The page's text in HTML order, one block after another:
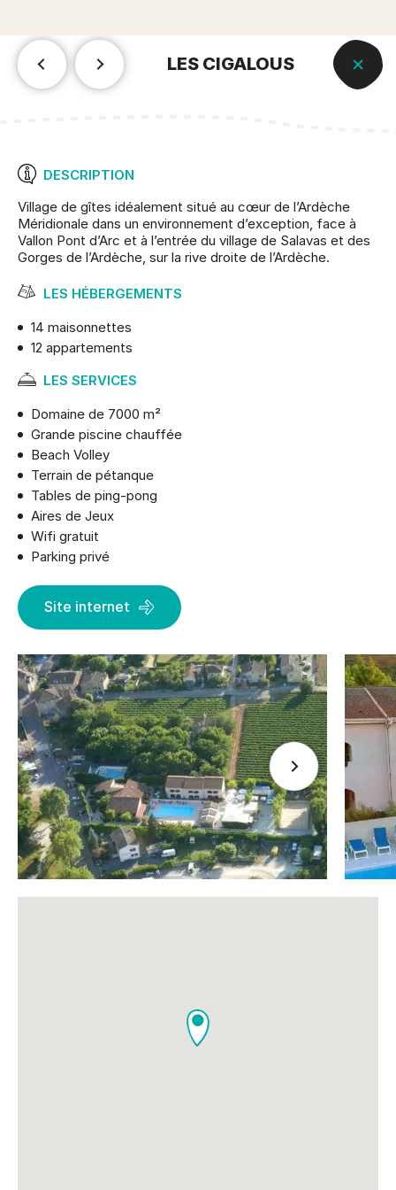
LES CIGALOUS
DESCRIPTION
Village de gîtes idéalement situé au cœur de l’Ardèche
Méridionale dans un environnement d’exception, face à
Vallon Pont d’Arc et à l’entrée du village de Salavas et des
Gorges de l’Ardèche, sur la rive droite de l’Ardèche.
LES HÉBERGEMENTS
14 maisonnettes
12 appartements
LES SERVICES
Domaine de 7000 m²
Grande piscine chauffée
Beach Volley
Terrain de pétanque
Tables de ping-pong
Aires de Jeux
Wifi gratuit
Parking privé
Site internet